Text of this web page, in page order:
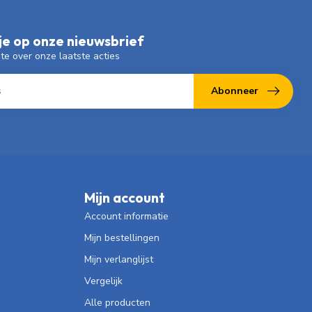
op onze nieuwsbrief
over onze laatste acties
Abonneer
Mijn account
Account informatie
Mijn bestellingen
Mijn verlanglijst
Vergelijk
Alle producten